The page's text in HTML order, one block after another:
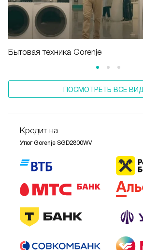
Бытовая техника Gorenje
ПОСМОТРЕТЬ ВСЕ
Кредит на
Утюг Gorenje SGD2800WV